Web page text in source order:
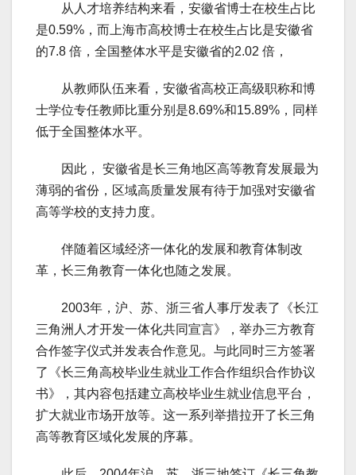
从人才培养结构来看，安徽省博士在校生占比
是0.59%，而上海市高校博士在校生占比是安徽省
的7.8 倍，全国整体水平是安徽省的2.02 倍，
从教师队伍来看，安徽省高校正高级职称和博
士学位专任教师比重分别是8.69%和15.89%，同样
低于全国整体水平。
因此， 安徽省是长三角地区高等教育发展最为
薄弱的省份，区域高质量发展有待于加强对安徽省
高等学校的支持力度。
伴随着区域经济一体化的发展和教育体制改
革，长三角教育一体化也随之发展。
2003年，沪、苏、浙三省人事厅发表了《长江
三角洲人才开发一体化共同宣言》，举办三方教育
合作签字仪式并发表合作意见。与此同时三方签署
了《长三角高校毕业生就业工作合作组织合作协议
书》，其内容包括建立高校毕业生就业信息平台，
扩大就业市场开放等。这一系列举措拉开了长三角
高等教育区域化发展的序幕。